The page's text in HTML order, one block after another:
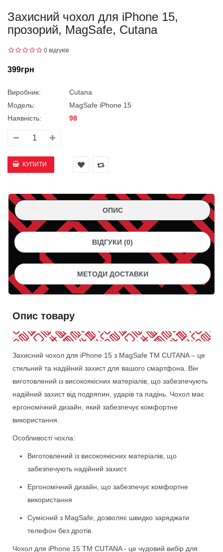
Захисний чохол для iPhone 15,
прозорий, MagSafe, Cutana
0 відгуків
399грн
Виробник:
Cutana
Модель:
MagSafe iPhone 15
Наявність:
98
ОПИС
ВІДГУКИ (0)
МЕТОДИ ДОСТАВКИ
Опис товару
Захисний чохол для iPhone 15 з MagSafe ТМ CUTANA – це
стильний та надійний захист для вашого смартфона. Він
виготовлений із високоякісних матеріалів, що забезпечують
надійний захист від подряпин, ударів та падінь. Чохол має
ергономічний дизайн, який забезпечує комфортне
використання.
Особливості чохла:
Виготовлений із високоякісних матеріалів, що
забезпечують надійний захист.
Ергономічний дизайн, що забезпечує комфортне
використання
Сумісний з MagSafe, дозволяє швидко заряджати
телефон без дротів.
Чохол для iPhone 15 ТМ CUTANA - це чудовий вибір для